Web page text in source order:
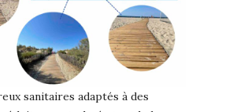
sanitaires adaptés à des